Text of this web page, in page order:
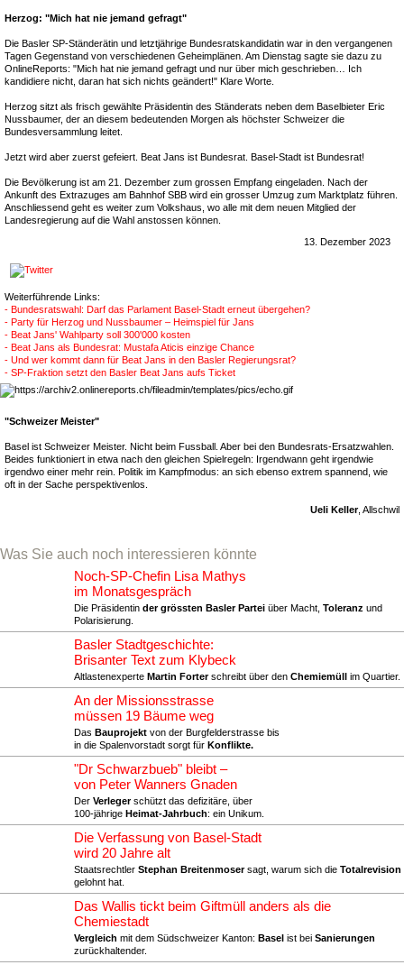
Herzog: "Mich hat nie jemand gefragt"
Die Basler SP-Ständerätin und letztjährige Bundesratskandidatin war in den vergangenen
Tagen Gegenstand von verschiedenen Geheimplänen. Am Dienstag sagte sie dazu zu
OnlineReports: "Mich hat nie jemand gefragt und nur über mich geschrieben… Ich
kandidiere nicht, daran hat sich nichts geändert!" Klare Worte.
Herzog sitzt als frisch gewählte Präsidentin des Ständerats neben dem Baselbieter Eric
Nussbaumer, der an diesem bedeutenden Morgen als höchster Schweizer die
Bundesversammlung leitet.
Jetzt wird aber zuerst gefeiert. Beat Jans ist Bundesrat. Basel-Stadt ist Bundesrat!
Die Bevölkerung ist am 21. Dezember zum grossen Empfang eingeladen. Nach der
Ankunft des Extrazuges am Bahnhof SBB wird ein grosser Umzug zum Marktplatz führen.
Anschliessend geht es weiter zum Volkshaus, wo alle mit dem neuen Mitglied der
Landesregierung auf die Wahl anstossen können.
13. Dezember 2023
Weiterführende Links:
- Bundesratswahl: Darf das Parlament Basel-Stadt erneut übergehen?
- Party für Herzog und Nussbaumer – Heimspiel für Jans
- Beat Jans' Wahlparty soll 300'000 kosten
- Beat Jans als Bundesrat: Mustafa Aticis einzige Chance
- Und wer kommt dann für Beat Jans in den Basler Regierungsrat?
- SP-Fraktion setzt den Basler Beat Jans aufs Ticket
"Schweizer Meister"
Basel ist Schweizer Meister. Nicht beim Fussball. Aber bei den Bundesrats-Ersatzwahlen.
Beides funktioniert in etwa nach den gleichen Spielregeln: Irgendwann geht irgendwie
irgendwo einer mehr rein. Politik im Kampfmodus: an sich ebenso extrem spannend, wie
oft in der Sache perspektivenlos.
Ueli Keller, Allschwil
Was Sie auch noch interessieren könnte
Noch-SP-Chefin Lisa Mathys
im Monatsgespräch
Die Präsidentin der grössten Basler Partei über Macht, Toleranz und
Polarisierung.
Basler Stadtgeschichte:
Brisanter Text zum Klybeck
Altlastenexperte Martin Forterschreibt über den Chemiemüll im Quartier.
An der Missionsstrasse
müssen 19 Bäume weg
Das Bauprojekt von der Burgfelderstrasse bis
in die Spalenvorstadt sorgt für Konflikte.
"Dr Schwarzbueb" bleibt –
von Peter Wanners Gnaden
Der Verlegerschützt das defizitäre, über
100-jährige Heimat-Jahrbuch: ein Unikum.
Die Verfassung von Basel-Stadt
wird 20 Jahre alt
Staatsrechtler Stephan Breitenmosersagt, warum sich die Totalrevision
gelohnt hat.
Das Wallis tickt beim Giftmüll anders als die
Chemiestadt
Vergleich mit dem Südschweizer Kanton: Basel ist bei Sanierungen
zurückhaltender.